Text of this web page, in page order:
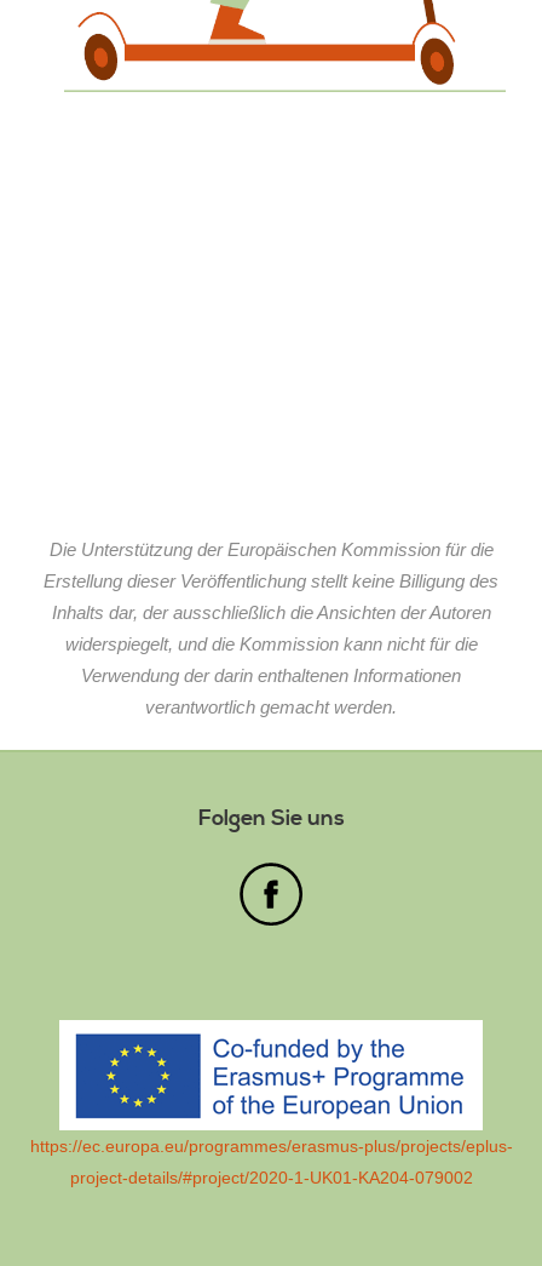
Die Unterstützung der Europäischen Kommission für die
Erstellung dieser Veröffentlichung stellt keine Billigung des
Inhalts dar, der ausschließlich die Ansichten der Autoren
widerspiegelt, und die Kommission kann nicht für die
Verwendung der darin enthaltenen Informationen
verantwortlich gemacht werden.
Folgen Sie uns
https://ec.europa.eu/programmes/erasmus-plus/projects/eplus-
project-details/#project/2020-1-UK01-KA204-079002